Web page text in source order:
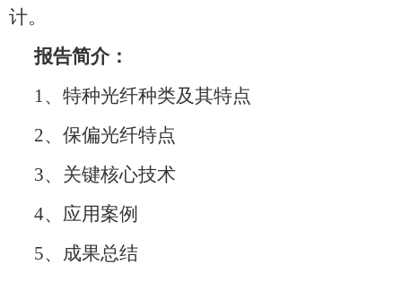
计。
报告简介：
1、特种光纤种类及其特点
2、保偏光纤特点
3、关键核心技术
4、应用案例
5、成果总结